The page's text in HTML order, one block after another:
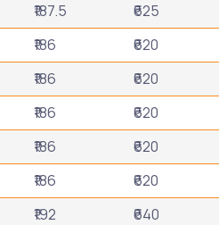
₹187.5 ₹625
₹186 ₹620
₹186 ₹620
₹186 ₹620
₹186 ₹620
₹186 ₹620
₹192 ₹640